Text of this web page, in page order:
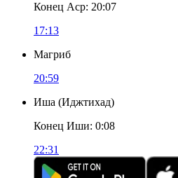
Конец Аср: 20:07
17:13
Магриб
20:59
Иша (Иджтихад)
Конец Иши: 0:08
22:31